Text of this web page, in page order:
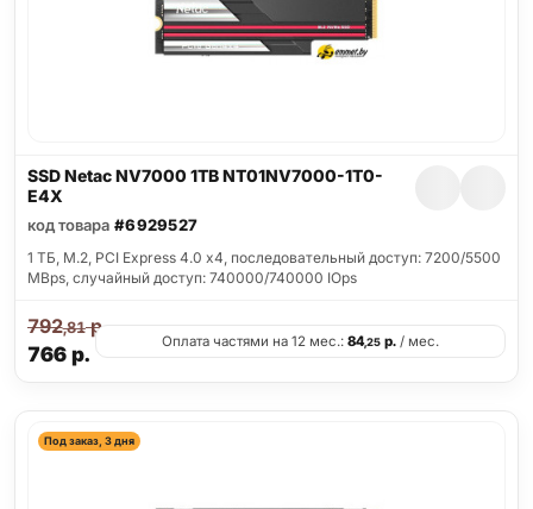
SSD Netac NV7000 1TB NT01NV7000-1T0-
E4X
код товара #6929527
1 ТБ, M.2, PCI Express 4.0 x4, последовательный доступ: 7200/5500
MBps, случайный доступ: 740000/740000 IOps
766р.
792,81р.
Оплата частями на 12 мес.: 84,25р./ мес.
Под заказ, 3 дня